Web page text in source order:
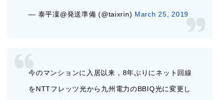
— 泰平凜@発送準備 (@taixrin) March 25, 2019
今のマンションに入居以来，8年ぶりにネット回線
をNTTフレッツ光から九州電力のBBIQ光に変更し